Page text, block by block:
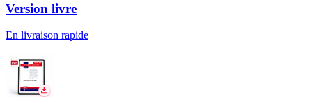
Version livre
En livraison rapide